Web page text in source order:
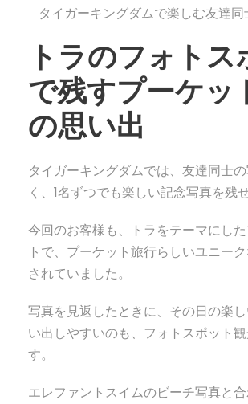
タイガーキングダムで楽しむ友達
トラのフォトス
で残すプーケッ
の思い出
タイガーキングダムでは、友達同士
く、1名ずつでも楽しい記念写真を残せ
今回のお客様も、トラをテーマにし
トで、プーケット旅行らしいユニー
されていました。
写真を見返したときに、その日の楽
い出しやすいのも、フォトスポット
す。
エレファントスイムのビーチ写真と